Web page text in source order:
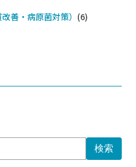
善・病原菌対策） (6)